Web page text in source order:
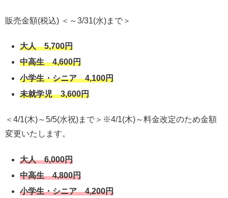
販売金額(税込) ＜～3/31(水)まで＞
大人 5,700円
中高生 4,600円
小学生・シニア 4,100円
未就学児 3,600円
＜4/1(木)～5/5(水祝)まで＞※4/1(木)～料金改定のため金額
変更いたします。
大人 6,000円
中高生 4,800円
小学生・シニア 4,200円